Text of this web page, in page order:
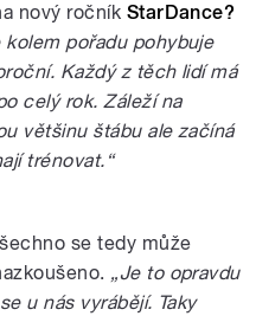
nový ročník StarDance?
pořadu pohybuje
Každý z těch lidí má
celý rok. Záleží na
většinu štábu ale začíná
trénovat.“
se tedy může
„Je to opravdu
u nás vyrábějí. Taky